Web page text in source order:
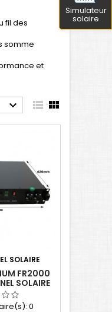
fil des
somme
et
  
SOLAIRE
FR2000
SOLAIRE
0
Simulateur
solaire